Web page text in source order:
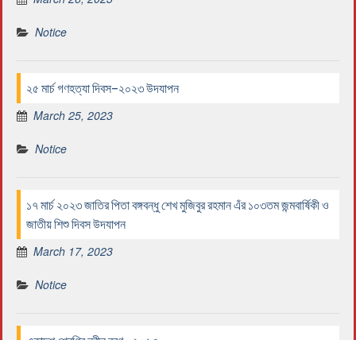
Notice
২৫ মার্চ গণহত্যা দিবস-২০২৩ উদযাপন
March 25, 2023
Notice
১৭ মার্চ ২০২৩ জাতির পিতা বঙ্গবন্ধু শেখ মুজিবুর রহমান এঁর ১০৩তম জন্মবার্ষিকী ও
জাতীয় শিশু দিবস উদযাপন
March 17, 2023
Notice